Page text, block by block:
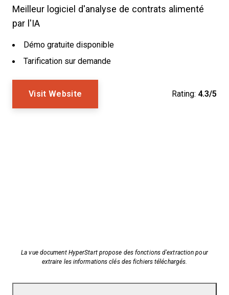
Meilleur logiciel d'analyse de contrats alimenté
par l'IA
Démo gratuite disponible
Tarification sur demande
Visit Website Rating: 4.3/5
La vue document HyperStart propose des fonctions d'extraction pour
extraire les informations clés des fichiers téléchargés.